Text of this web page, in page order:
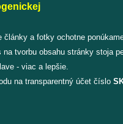
články a fotky ochotne
tvorbu obsahu stránky stoja
- viac a lepšie.
na transparentný účet číslo